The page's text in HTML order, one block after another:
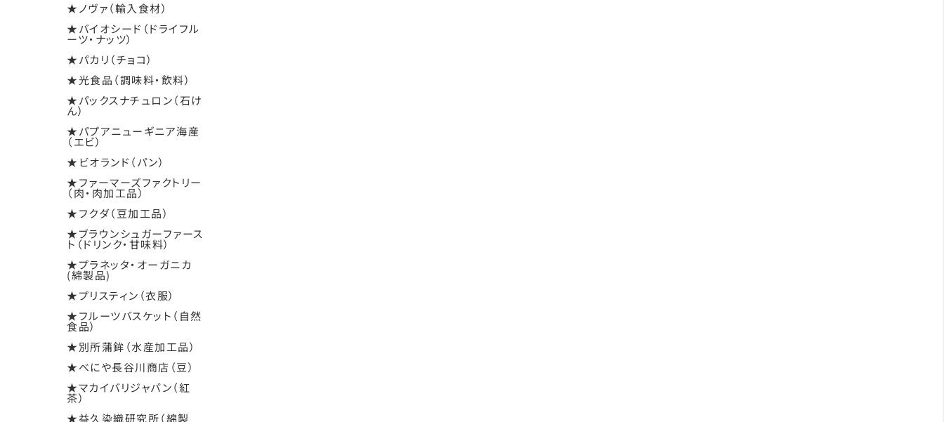
★ノヴァ（輸入食材）
★バイオシード（ドライフル
ーツ・ナッツ）
★パカリ（チョコ）
★光食品（調味料・飲料）
★パックスナチュロン（石け
ん）
★パプアニューギニア海産
（エビ）
★ビオランド（パン）
★ファーマーズファクトリー
（肉・肉加工品）
★フクダ（豆加工品）
★ブラウンシュガーファース
ト（ドリンク・甘味料）
★プラネッタ・オーガニカ
(綿製品)
★プリスティン（衣服）
★フルーツバスケット（自然
食品）
★別所蒲鉾（水産加工品）
★べにや長谷川商店（豆）
★マカイバリジャパン（紅
茶）
★益久染織研究所（綿製